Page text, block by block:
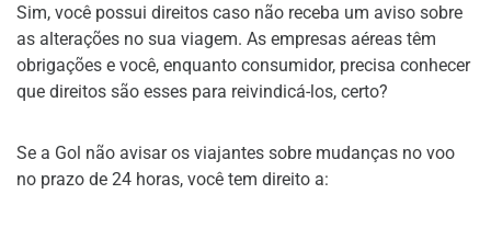
Sim, você possui direitos caso não receba um aviso sobre
as alterações no sua viagem. As empresas aéreas têm
obrigações e você, enquanto consumidor, precisa conhecer
que direitos são esses para reivindicá-los, certo?
Se a Gol não avisar os viajantes sobre mudanças no voo
no prazo de 24 horas, você tem direito a: